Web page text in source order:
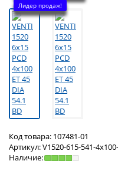
Лидер продаж!
Код товара: 107481-01
Артикул:V1520-615-541-
Наличие: